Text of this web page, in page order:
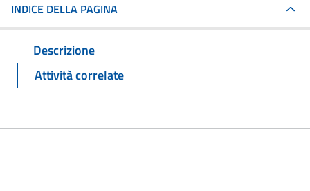
INDICE DELLA PAGINA
Descrizione
Attività correlate